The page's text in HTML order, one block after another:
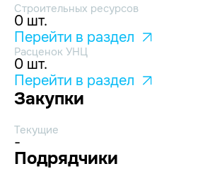
Строительных ресурсов
0 шт.
Перейти в раздел
Расценок УНЦ
0 шт.
Перейти в раздел
Закупки
Текущие
-
Подрядчики